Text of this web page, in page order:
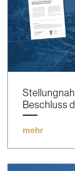
Beschluss
mehr